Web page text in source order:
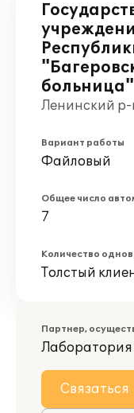
больница"
Ленинский
Вариант работы
Файловый
Общее число
7
Количество
Толстый
Партнер,
Связаться